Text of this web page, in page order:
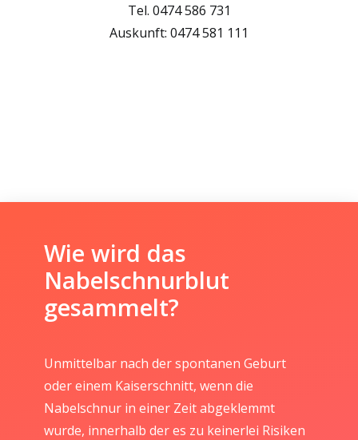
Tel. 0474 586 731
Auskunft: 0474 581 111
Wie wird das
Nabelschnurblut
gesammelt?
Unmittelbar nach der spontanen Geburt
oder einem Kaiserschnitt, wenn die
Nabelschnur in einer Zeit abgeklemmt
wurde, innerhalb der es zu keinerlei Risiken